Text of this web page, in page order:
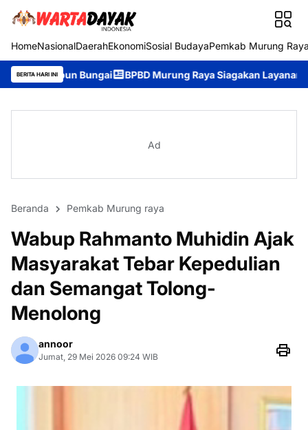
HomeNasionalDaerahEkonomiSosial BudayaPemkab Murung
BERITA HARI INI
BPBD Murung Raya Siagakan Layanan Darurat 24 Jam,
Ad
Beranda Pemkab Murung raya
Wabup Rahmanto Muhidin Ajak
Masyarakat Tebar Kepedulian
dan Semangat Tolong-
Menolong
annoor
Jumat, 29 Mei 2026 09:24 WIB